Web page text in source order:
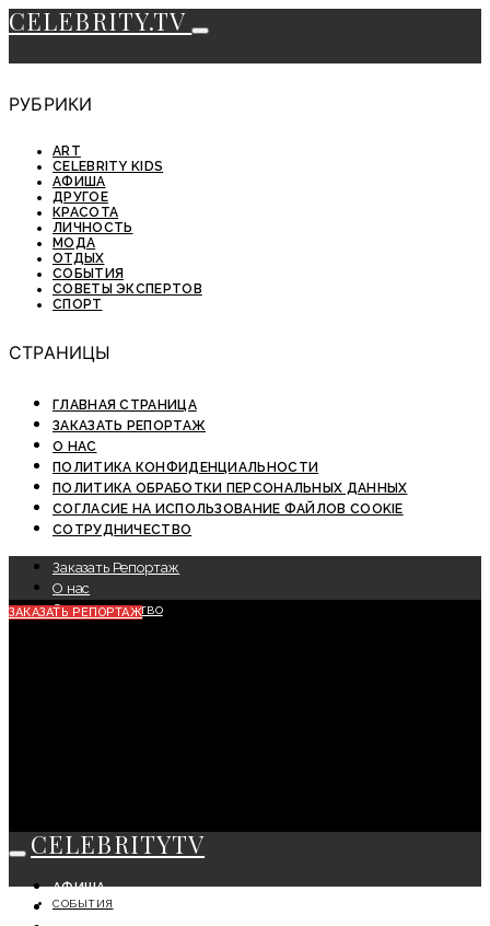
CELEBRITY.TV
РУБРИКИ
ART
CELEBRITY KIDS
АФИША
ДРУГОЕ
КРАСОТА
ЛИЧНОСТЬ
МОДА
ОТДЫХ
СОБЫТИЯ
СОВЕТЫ ЭКСПЕРТОВ
СПОРТ
СТРАНИЦЫ
ГЛАВНАЯ СТРАНИЦА
ЗАКАЗАТЬ РЕПОРТАЖ
О НАС
ПОЛИТИКА КОНФИДЕНЦИАЛЬНОСТИ
ПОЛИТИКА ОБРАБОТКИ ПЕРСОНАЛЬНЫХ ДАННЫХ
СОГЛАСИЕ НА ИСПОЛЬЗОВАНИЕ ФАЙЛОВ COOKIE
СОТРУДНИЧЕСТВО
Заказать Репортаж
О нас
Сотрудничество
ЗАКАЗАТЬ РЕПОРТАЖ
CELEBRITYTV
АФИША
СОБЫТИЯ
СОБЫТИЯ